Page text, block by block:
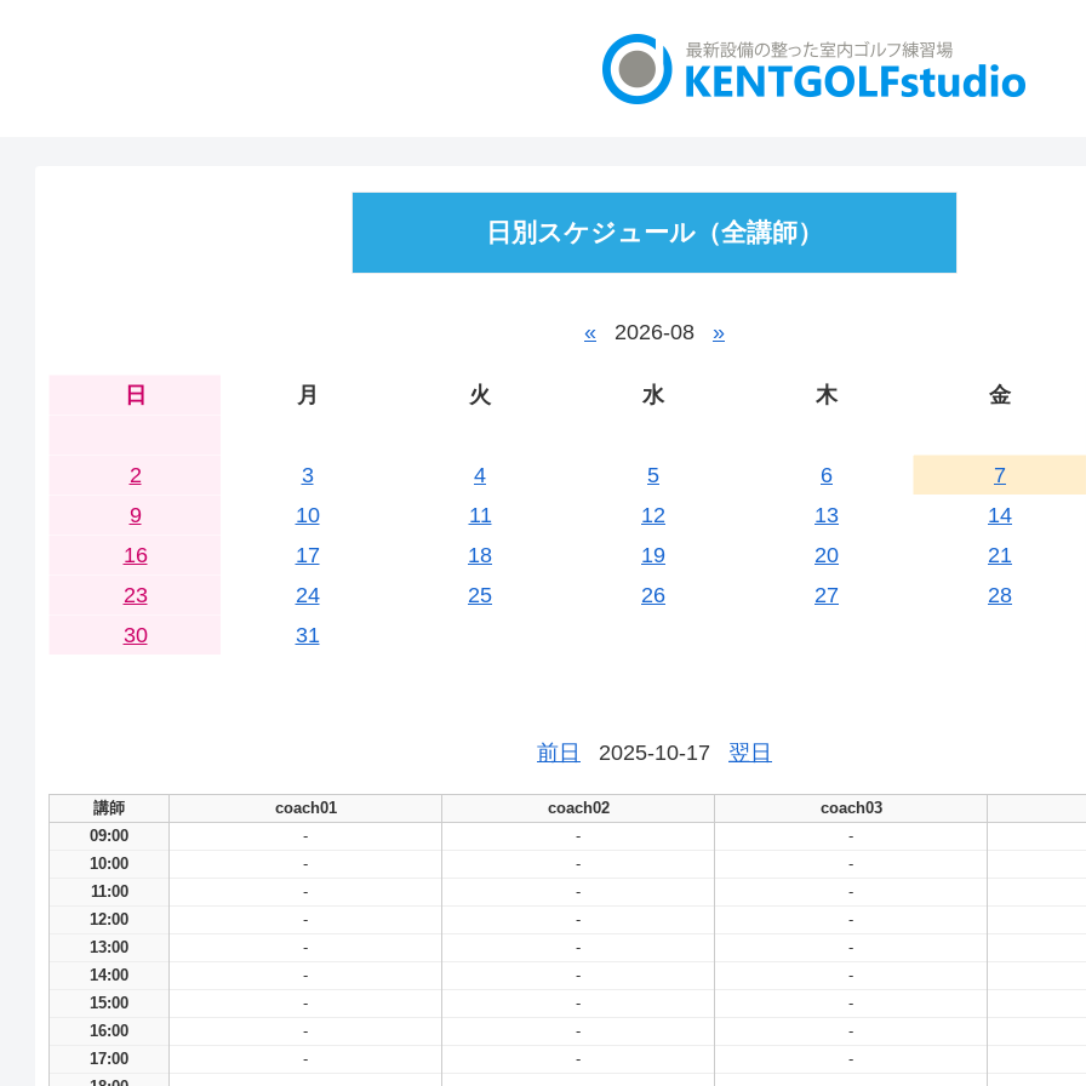
日別スケジュール（全講師）
« 2026-08 »
日 月 火 水 木 金
2
3 4 5 6 7
9
10 11 12 13 14
16
17 18 19 20 21
23
24 25 26 27 28
30
31
前日 2025-10-17 翌日
講師 coach01 coach02 coach03
09:00
- - -
10:00
- - -
11:00
- - -
12:00
- - -
13:00
- - -
14:00
- - -
15:00
- - -
16:00
- - -
17:00
- - -